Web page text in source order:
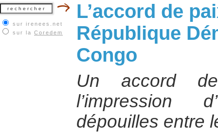
sur irenees.net
sur la Coredem
L’accord de
République
Congo
Un accord
l’impression
dépouilles entre